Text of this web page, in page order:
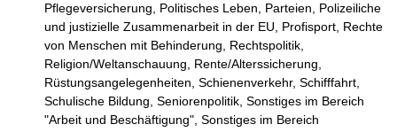
Pflegeversicherung, Politisches Leben, Parteien, Polizeiliche
und justizielle Zusammenarbeit in der EU, Profisport, Rechte
von Menschen mit Behinderung, Rechtspolitik,
Religion/Weltanschauung, Rente/Alterssicherung,
Rüstungsangelegenheiten, Schienenverkehr, Schifffahrt,
Schulische Bildung, Seniorenpolitik, Sonstiges im Bereich
"Arbeit und Beschäftigung", Sonstiges im Bereich